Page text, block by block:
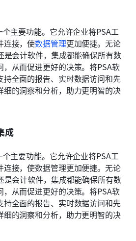
主要功能。它允许企业将PSA工
连接，使数据管理更加便捷。无论
是会计软件，集成都能确保所有数
从而促进更好的决策。将PSA软
全面的报告、实时数据访问和先
的洞察和分析，助力更明智的决
成
主要功能。它允许企业将PSA工
接，使数据管理更加便捷。无论
是会计软件，集成都能确保所有数
从而促进更好的决策。将PSA软
全面的报告、实时数据访问和先
的洞察和分析，助力更明智的决